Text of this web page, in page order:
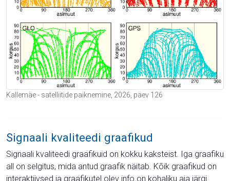
Kallemäe - satelliitide paiknemine, 2026, päev 126
Signaali kvaliteedi graafikud
Signaali kvaliteedi graafikuid on kokku kaksteist. Iga graafiku
all on selgitus, mida antud graafik näitab. Kõik graafikud on
interaktiivsed ja graafikutel olev info on kohaliku aja järgi.